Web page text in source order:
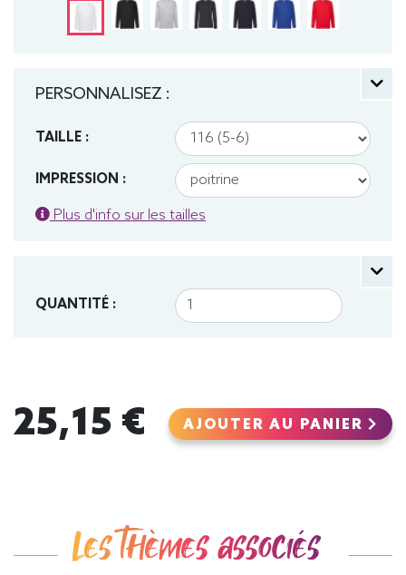
PERSONNALISEZ :
TAILLE :
IMPRESSION :
Plus d'info sur les tailles
QUANTITÉ :
25,15 € AJOUTER AU PANIER
Les thèmes associés